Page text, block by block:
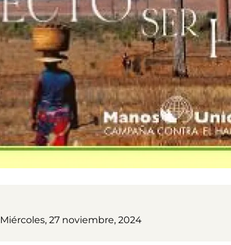
Miércoles, 27 noviembre, 2024